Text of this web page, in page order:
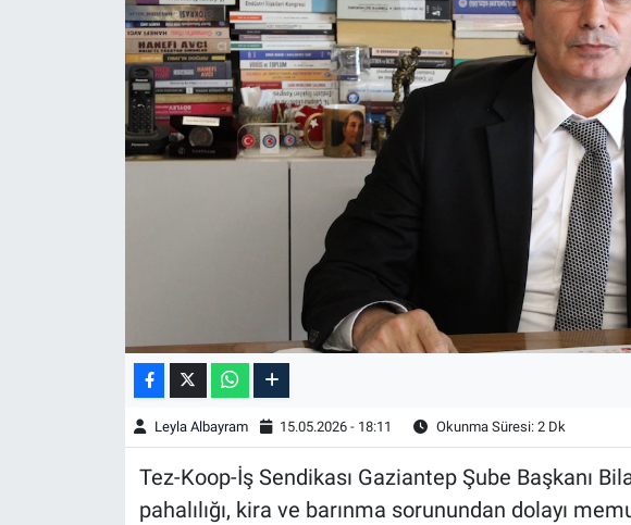
Leyla Albayram 15.05.2026 - 18:11 Okunma Süresi: 2 Dk
Tez-Koop-İş Sendikası Gaziantep Şube Başkanı
pahalılığı, kira ve barınma sorunundan dolayı